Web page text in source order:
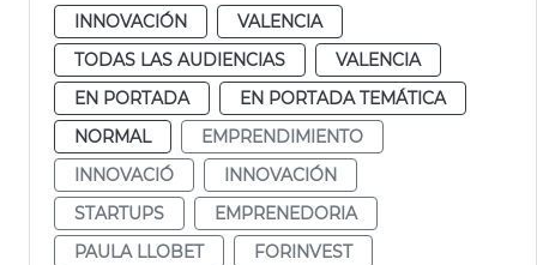
INNOVACIÓN
VALENCIA
TODAS LAS AUDIENCIAS
VALENCIA
EN PORTADA
EN PORTADA TEMÁTICA
NORMAL
EMPRENDIMIENTO
INNOVACIÓ
INNOVACIÓN
STARTUPS
EMPRENEDORIA
PAULA LLOBET
FORINVEST